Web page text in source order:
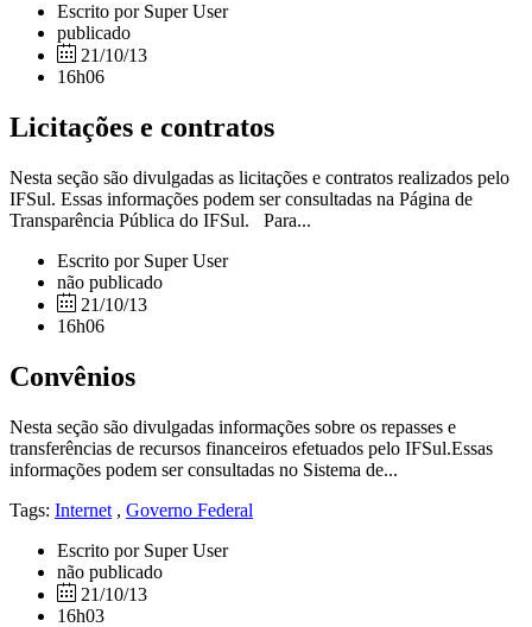
Escrito por Super User
publicado
21/10/13
16h06
Licitações e contratos
Nesta seção são divulgadas as licitações e contratos realizados pelo
IFSul. Essas informações podem ser consultadas na Página de
Transparência Pública do IFSul. Para...
Escrito por Super User
não publicado
21/10/13
16h06
Convênios
Nesta seção são divulgadas informações sobre os repasses e
transferências de recursos financeiros efetuados pelo IFSul.Essas
informações podem ser consultadas no Sistema de...
Tags: Internet , Governo Federal
Escrito por Super User
não publicado
21/10/13
16h03